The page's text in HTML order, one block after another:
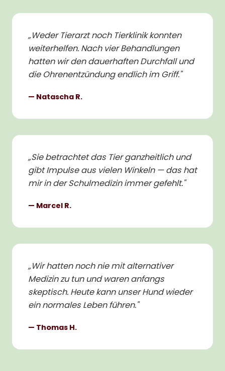
„Weder Tierarzt noch Tierklinik konnten
weiterhelfen. Nach vier Behandlungen
hatten wir den dauerhaften Durchfall und
die Ohrenentzündung endlich im Griff."
— Natascha R.
„Sie betrachtet das Tier ganzheitlich und
gibt Impulse aus vielen Winkeln — das hat
mir in der Schulmedizin immer gefehlt."
— Marcel R.
„Wir hatten noch nie mit alternativer
Medizin zu tun und waren anfangs
skeptisch. Heute kann unser Hund wieder
ein normales Leben führen."
— Thomas H.